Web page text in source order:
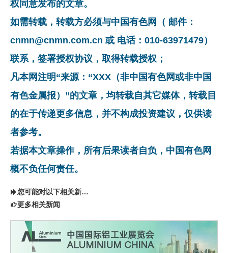
权同意发布的文章。
如需转载，转载方必须与中国有色网（ 邮件：
cnmn@cnmn.com.cn 或 电话：010-63971479）
联系，签署授权协议，取得转载授权；
凡本网注明“来源：“XXX（非中国有色网或非中国
有色金属报）”的文章，均转载自其它媒体，转载目
的在于传递更多信息，并不构成投资建议，仅供读
者参考。
若据本文章操作，所有后果读者自负，中国有色网
概不负任何责任。
您可能对以下相关新闻同样感兴趣
更多相关新闻